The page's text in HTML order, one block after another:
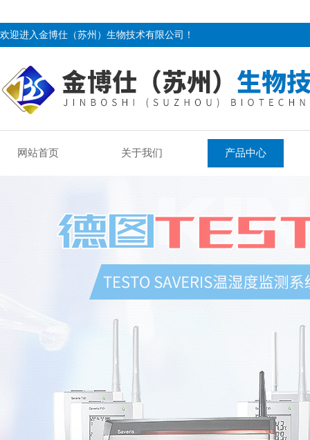
欢迎进入金博仕（苏州）生物技术有限公司！
网站首页 关于我们 产品中心